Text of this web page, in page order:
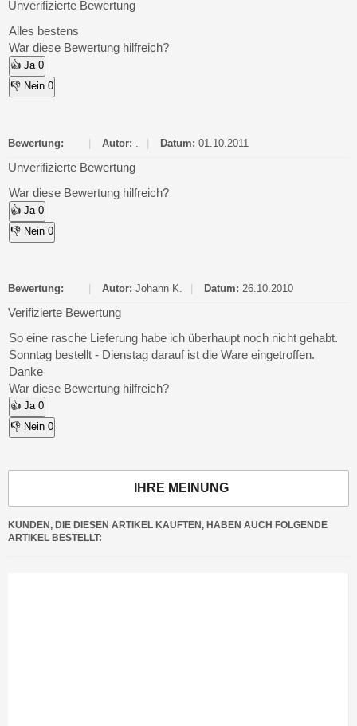
Unverifizierte Bewertung
Alles bestens
War diese Bewertung hilfreich?
👍 Ja 0
👎 Nein 0
Bewertung: Autor: . Datum: 01.10.2011
Unverifizierte Bewertung
War diese Bewertung hilfreich?
👍 Ja 0
👎 Nein 0
Bewertung: Autor: Johann K. Datum: 26.10.2010
Verifizierte Bewertung
So eine rasche Lieferung habe ich überhaupt noch nicht gehabt.
Sonntag bestellt - Dienstag darauf ist die Ware eingetroffen.
Danke
War diese Bewertung hilfreich?
👍 Ja 0
👎 Nein 0
IHRE MEINUNG
KUNDEN, DIE DIESEN ARTIKEL KAUFTEN, HABEN AUCH FOLGENDE
ARTIKEL BESTELLT: